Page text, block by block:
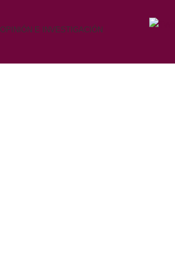
OPINIÓN E INVESTIGACIÓN